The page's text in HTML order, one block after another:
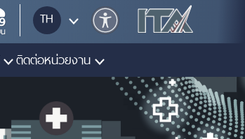
TH
ติดต่อหน่วยงาน